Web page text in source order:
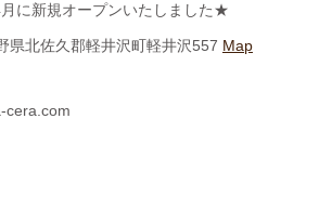
活用術』コーナーに 白いごはん器のお店
紹介されました。
した≫ 名鉄グループエリア 魅力発見マ
号「田縣神社前駅」に 白いごはん器のお
が掲載されました。
に新規オープンいたしました★
県北佐久郡軽井沢町軽井沢557 Map
cera.com